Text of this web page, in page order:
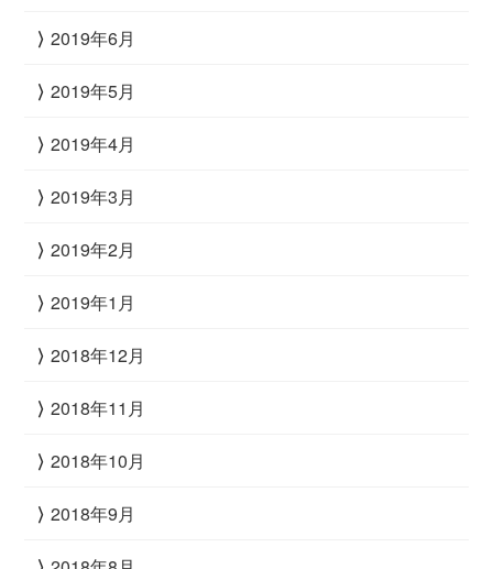
2019年6月
2019年5月
2019年4月
2019年3月
2019年2月
2019年1月
2018年12月
2018年11月
2018年10月
2018年9月